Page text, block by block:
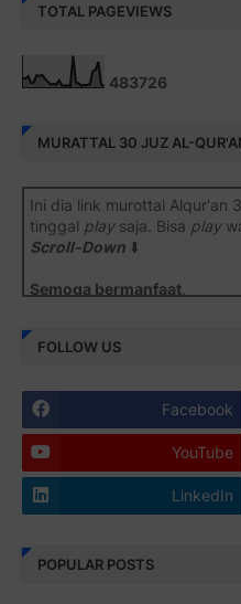
TOTAL PAGEVIEWS
483726
MURATTAL 30 JUZ AL-
Ini dia link murottal Alqur'an
tinggal playsaja. Bisa play
Scroll-Down ⬇️
Semoga bermanfaat
Juz 1 ⇨
Juz 3 ⇨ http://j.mp/2bFSrtF
Juz 4 ⇨ http://j.mp/2b8SXi3
Juz 5 ⇨ http://j.mp/2b8RZm3
FOLLOW US
Facebook
YouTube
LinkedIn
POPULAR POSTS